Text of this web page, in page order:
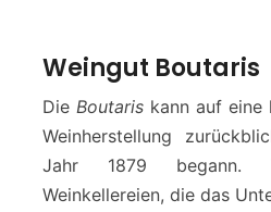
Weingut Boutaris
Die Boutaris kann auf eine
Weinherstellung
Jahr 1879 begann.
Weinkellereien, die das